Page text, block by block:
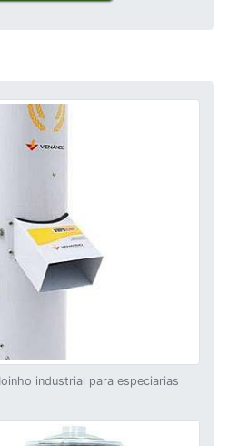
industrial para especiarias